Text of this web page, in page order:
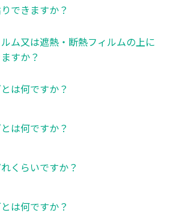
できますか？
ム又は遮熱・断熱フィルムの上に
すか？
は何ですか？
は何ですか？
くらいですか？
は何ですか？